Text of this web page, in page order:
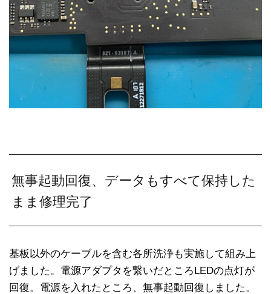
無事起動回復、データもすべて保持した
まま修理完了
基板以外のケーブルを含む各所洗浄も実施して組み上
げました。電源アダプタを繋いだところLEDの点灯が
回復。電源を入れたところ、無事起動回復しました。